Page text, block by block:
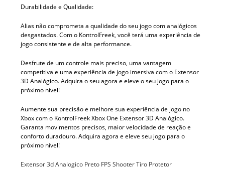
Durabilidade e Qualidade:
Alias não comprometa a qualidade do seu jogo com analógicos
desgastados. Com o KontrolFreek, você terá uma experiência de
jogo consistente e de alta performance.
Desfrute de um controle mais preciso, uma vantagem
competitiva e uma experiência de jogo imersiva com o Extensor
3D Analógico. Adquira o seu agora e eleve o seu jogo para o
próximo nível!
Aumente sua precisão e melhore sua experiência de jogo no
Xbox com o KontrolFreek Xbox One Extensor 3D Analógico.
Garanta movimentos precisos, maior velocidade de reação e
conforto duradouro. Adquira agora e eleve seu jogo para o
próximo nível!
Extensor 3d Analogico Preto FPS Shooter Tiro Protetor